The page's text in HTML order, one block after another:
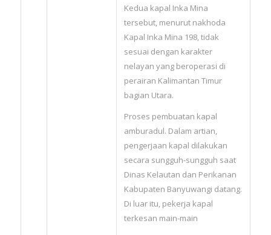
Kedua kapal Inka Mina
tersebut, menurut nakhoda
Kapal Inka Mina 198, tidak
sesuai dengan karakter
nelayan yang beroperasi di
perairan Kalimantan Timur
bagian Utara.
Proses pembuatan kapal
amburadul. Dalam artian,
pengerjaan kapal dilakukan
secara sungguh-sungguh saat
Dinas Kelautan dan Perikanan
Kabupaten Banyuwangi datang.
Di luar itu, pekerja kapal
terkesan main-main